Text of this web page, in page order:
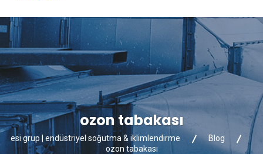
ozon tabakası
esi grup | endüstriyel soğutma & iklimlendirme
Blog
ozon tabakası